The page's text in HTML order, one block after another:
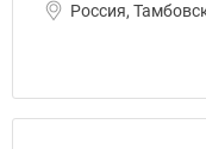
Россия,